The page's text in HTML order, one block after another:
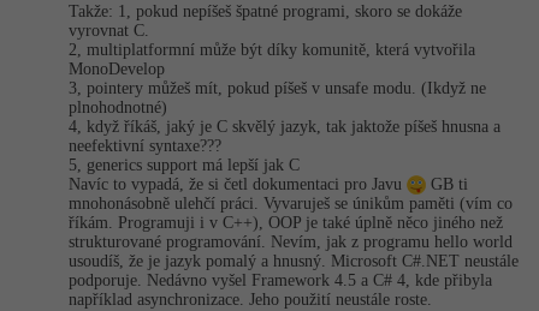
Takže: 1, pokud nepíšeš špatné programi, skoro se dokáže
vyrovnat C.
2, multiplatformní může být díky komunitě, která vytvořila
MonoDevelop
3, pointery můžeš mít, pokud píšeš v unsafe modu. (Ikdyž ne
plnohodnotné)
4, když říkáš, jaký je C skvělý jazyk, tak jaktože píšeš hnusna a
neefektivní syntaxe???
5, generics support má lepší jak C
Navíc to vypadá, že si četl dokumentaci pro Javu
GB ti
mnohonásobně ulehčí práci. Vyvaruješ se únikům paměti (vím co
říkám. Programuji i v C++), OOP je také úplně něco jiného než
strukturované programování. Nevím, jak z programu hello world
usoudíš, že je jazyk pomalý a hnusný. Microsoft C#.NET neustále
podporuje. Nedávno vyšel Framework 4.5 a C# 4, kde přibyla
například asynchronizace. Jeho použití neustále roste.